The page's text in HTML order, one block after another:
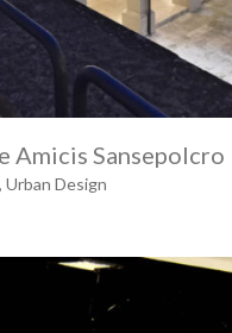
Amicis Sansepolcro
, Urban Design